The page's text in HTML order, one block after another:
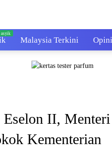
Malaysia Terkini Opini
II, Menteri
Kementerian